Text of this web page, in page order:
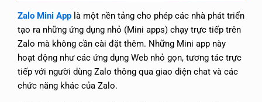
Zalo Mini App là một nền tảng cho phép các nhà phát triển
tạo ra những ứng dụng nhỏ (Mini apps) chạy trực tiếp trên
Zalo mà không cần cài đặt thêm. Những Mini app này
hoạt động như các ứng dụng Web nhỏ gọn, tương tác trực
tiếp với người dùng Zalo thông qua giao diện chat và các
chức năng khác của Zalo.